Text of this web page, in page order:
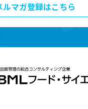
ルマガ登録はこちら